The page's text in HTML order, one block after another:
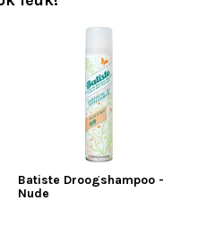
Batiste Droogshampoo -
Nude